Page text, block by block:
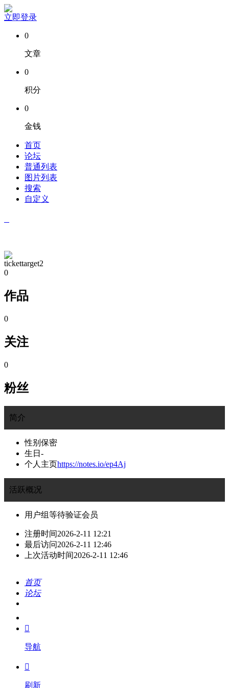
立即登录
0
文章
0
积分
0
金钱
首页
论坛
普通列表
图片列表
搜索
自定义
tickettarget2
0
作品
0
关注
0
粉丝
简介
性别 保密
生日 -
个人主页https://notes.io/ep4Aj
活跃概况
用户组等待验证会员
注册时间2026-2-11 12:21
最后访问2026-2-11 12:46
上次活动时间2026-2-11 12:46
首页
论坛
我的

导航

刷新